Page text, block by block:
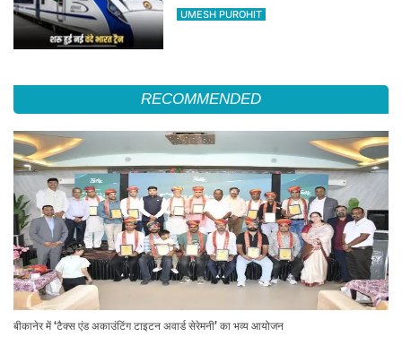
का सफर होगा आसान, देखें पूरा रूटमैप
UMESH PUROHIT
RECOMMENDED
बीकानेर में ‘टैक्स एंड अकाउंटिंग टाइटन अवार्ड सेरेमनी’ का भव्य आयोजन